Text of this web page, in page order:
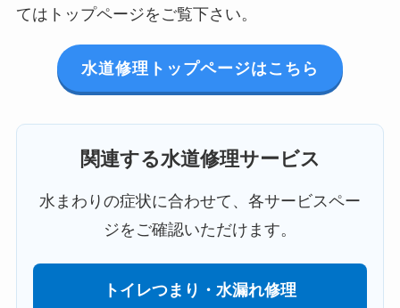
てはトップページをご覧下さい。
水道修理トップページはこちら
関連する水道修理サービス
水まわりの症状に合わせて、各サービスペー
ジをご確認いただけます。
トイレつまり・水漏れ修理